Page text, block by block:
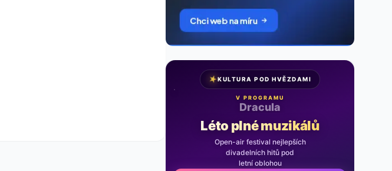
★KULTURA POD HVĚZDAMI
V PROGRAMU
Noc na Karlštejně
Léto plné muzikálů
Open-air festival nejlepších
divadelních hitů pod
letní oblohou